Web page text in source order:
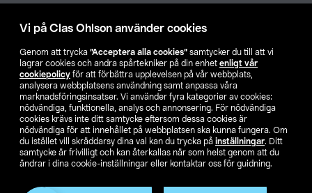
Vi på Clas Ohlson använder cookies
Genom att trycka ”Acceptera alla cookies” samtycker du till att vi
lagrar cookies och andra spårtekniker på din enhet enligt vår
cookiepolicy för att förbättra upplevelsen på vår webbplats,
analysera webbplatsens användning samt anpassa våra
marknadsföringsinsatser. Vi använder fyra kategorier av cookies:
nödvändiga, funktionella, analys och annonsering. För nödvändiga
cookies krävs inte ditt samtycke eftersom dessa cookies är
nödvändiga för att innehållet på webbplatsen ska kunna fungera. Om
du istället vill skräddarsy dina val kan du trycka på inställningar. Ditt
samtycke är frivilligt och kan återkallas när som helst genom att du
ändrar i dina cookie-inställningar eller kontaktar oss för guidning.
Hitta butik
SE NO FI
Ändra till priser exklusive moms